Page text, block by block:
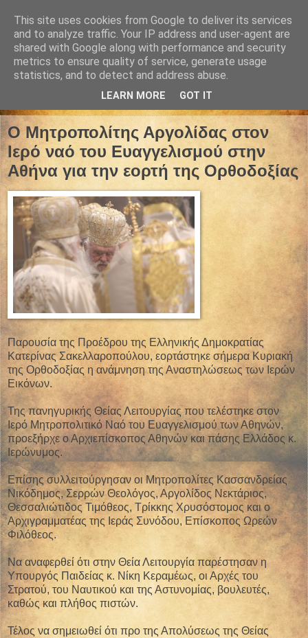
Ο Μητροπολίτης Αργολίδας στον
Ιερό ναό του Ευαγγελισμού στην
Αθήνα για την εορτή της Ορθοδοξίας
Παρουσία της Προέδρου της Ελληνικής Δημοκρατίας
Κατερίνας Σακελλαροπούλου, εορτάστηκε σήμερα Κυριακή
της Ορθοδοξίας η ανάμνηση της Αναστηλώσεως των Ιερών
Εικόνων.
Της πανηγυρικής Θείας Λειτουργίας που τελέστηκε στον
Ιερό Μητροπολιτικό Ναό του Ευαγγελισμού των Αθηνών,
προεξήρχε ο Αρχιεπίσκοπος Αθηνών και πάσης Ελλάδος κ.
Ιερώνυμος.
Επίσης συλλειτούργησαν οι Μητροπολίτες Κασσανδρείας
Νικόδημος, Σερρών Θεολόγος, Αργολίδος Νεκτάριος,
Θεσσαλιώτιδος Τιμόθεος, Τρίκκης Χρυσόστομος και ο
Αρχιγραμματέας της Ιεράς Συνόδου, Επίσκοπος Ωρεών
Φιλόθεος.
Να αναφερθεί ότι στην Θεία Λειτουργία παρέστησαν η
Υπουργός Παιδείας κ. Νίκη Κεραμέως, oι Αρχές του
Στρατού, του Ναυτικού και της Αστυνομίας, βουλευτές,
καθώς και πλήθος πιστών.
Τέλος να σημειωθεί ότι προ της Απολύσεως της Θείας
This site uses cookies from Google to deliver its services
and to analyze traffic. Your IP address and user-agent are
shared with Google along with performance and security
metrics to ensure quality of service, generate usage
statistics, and to detect and address abuse.
LEARN MORE GOT IT